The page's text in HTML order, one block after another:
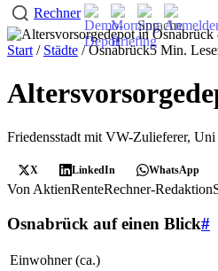
Rechner
Start / Städte / Osnabrück5 Min.
Friedensstadt mit VW-Zulieferer,
X LinkedIn WhatsApp
Von AktienRenteRechner-Redaktion
Osnabrück auf einen Blick#
Einwohner (ca.)